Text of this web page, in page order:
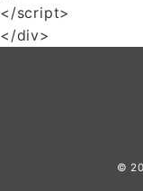
</script>
</div>
©